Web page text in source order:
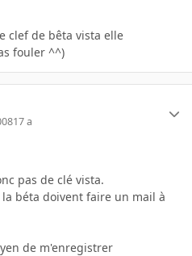
clef de bêta vista elle
fouler ^^)
17 a
pas de clé vista.
béta doivent faire un mail à
de m'enregistrer